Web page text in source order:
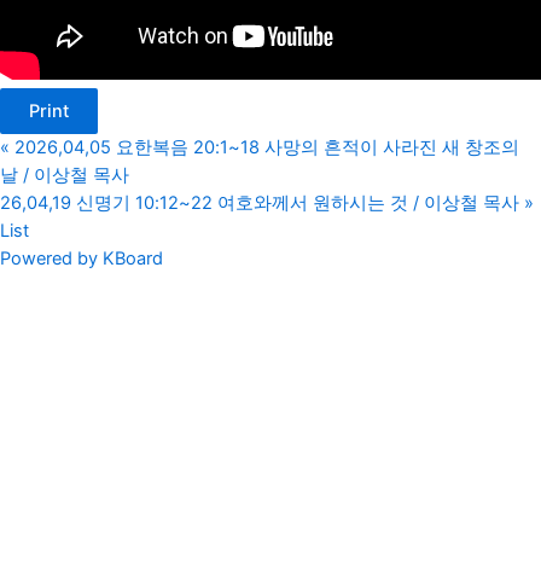
Print
« 2026,04,05 요한복음 20:1~18 사망의 흔적이 사라진 새 창조의
날 / 이상철 목사
26,04,19 신명기 10:12~22 여호와께서 원하시는 것 / 이상철 목사 »
List
Powered by KBoard